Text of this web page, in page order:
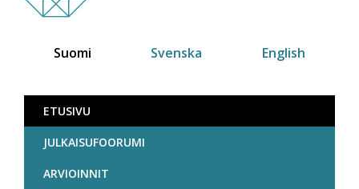
Suomi Svenska English
Julkaisufoorumi
ETUSIVU
JULKAISUFOORUMI
ARVIOINNIT